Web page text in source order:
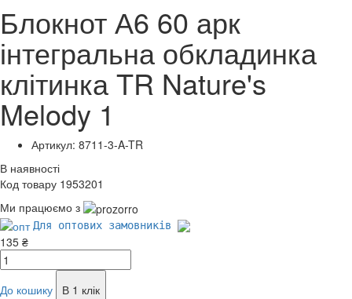
Блокнот А6 60 арк
інтегральна обкладинка
клітинка TR Nature's
Melody 1
Артикул: 8711-3-A-TR
В наявності
Код товару 1953201
Ми працюємо з
Для оптових замовників
135 ₴
До кошику
В 1 клік